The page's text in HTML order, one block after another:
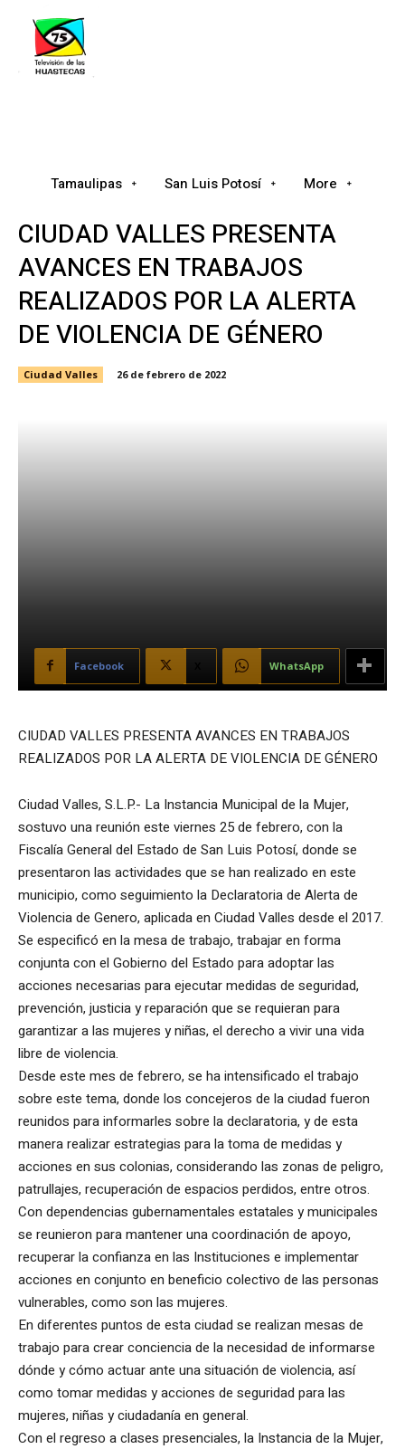
Tamaulipas San Luis Potosí More
CIUDAD VALLES PRESENTA
AVANCES EN TRABAJOS
REALIZADOS POR LA ALERTA
DE VIOLENCIA DE GÉNERO
Ciudad Valles 26 de febrero de 2022
Facebook WhatsApp
CIUDAD VALLES PRESENTA AVANCES EN TRABAJOS
REALIZADOS POR LA ALERTA DE VIOLENCIA DE GÉNERO
Ciudad Valles, S.L.P.- La Instancia Municipal de la Mujer,
sostuvo una reunión este viernes 25 de febrero, con la
Fiscalía General del Estado de San Luis Potosí, donde se
presentaron las actividades que se han realizado en este
municipio, como seguimiento la Declaratoria de Alerta de
Violencia de Genero, aplicada en Ciudad Valles desde el 2017.
Se especificó en la mesa de trabajo, trabajar en forma
conjunta con el Gobierno del Estado para adoptar las
acciones necesarias para ejecutar medidas de seguridad,
prevención, justicia y reparación que se requieran para
garantizar a las mujeres y niñas, el derecho a vivir una vida
libre de violencia.
Desde este mes de febrero, se ha intensificado el trabajo
sobre este tema, donde los concejeros de la ciudad fueron
reunidos para informarles sobre la declaratoria, y de esta
manera realizar estrategias para la toma de medidas y
acciones en sus colonias, considerando las zonas de peligro,
patrullajes, recuperación de espacios perdidos, entre otros.
Con dependencias gubernamentales estatales y municipales
se reunieron para mantener una coordinación de apoyo,
recuperar la confianza en las Instituciones e implementar
acciones en conjunto en beneficio colectivo de las personas
vulnerables, como son las mujeres.
En diferentes puntos de esta ciudad se realizan mesas de
trabajo para crear conciencia de la necesidad de informarse
dónde y cómo actuar ante una situación de violencia, así
como tomar medidas y acciones de seguridad para las
mujeres, niñas y ciudadanía en general.
Con el regreso a clases presenciales, la Instancia de la Mujer,